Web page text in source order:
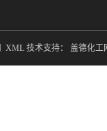
XML 技术支持： 盖德化工